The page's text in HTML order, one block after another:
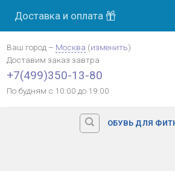
Доставка и оплата
Ваш город – Москва (изменить)
Доставим заказ завтра
+7(499)350-13-80
По будням с 10:00 до 19:00
ОБУВЬ ДЛЯ